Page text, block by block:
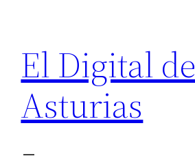
contenido
El Digital de
Asturias